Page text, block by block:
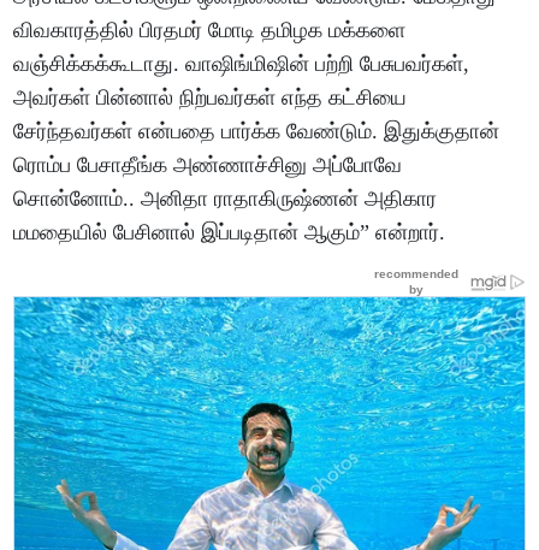
விவகாரத்தில் பிரதமர் மோடி தமிழக மக்களை
வஞ்சிக்கக்கூடாது. வாஷிங்மிஷின் பற்றி பேசுபவர்கள்,
அவர்கள் பின்னால் நிற்பவர்கள் எந்த கட்சியை
சேர்ந்தவர்கள் என்பதை பார்க்க வேண்டும். இதுக்குதான்
ரொம்ப பேசாதீங்க அண்ணாச்சினு அப்போவே
சொன்னோம்.. அனிதா ராதாகிருஷ்ணன் அதிகார
மமதையில் பேசினால் இப்படிதான் ஆகும்” என்றார்.